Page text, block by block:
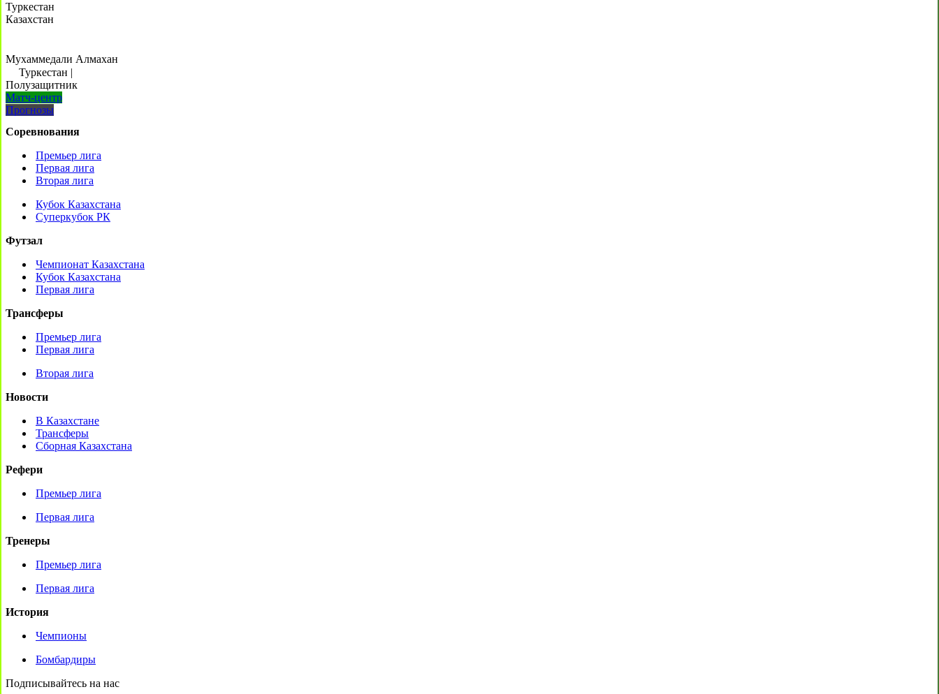
Туркестан
Казахстан
Мухаммедали Алмахан
Туркестан |
Полузащитник
Матч-центр
Прогнозы
Соревнования
Премьер лига
Первая лига
Вторая лига
Кубок Казахстана
Суперкубок РК
Футзал
Чемпионат Казахстана
Кубок Казахстана
Первая лига
Трансферы
Премьер лига
Первая лига
Вторая лига
Новости
В Казахстане
Трансферы
Сборная Казахстана
Рефери
Премьер лига
Первая лига
Тренеры
Премьер лига
Первая лига
История
Чемпионы
Бомбардиры
Подписывайтесь на нас